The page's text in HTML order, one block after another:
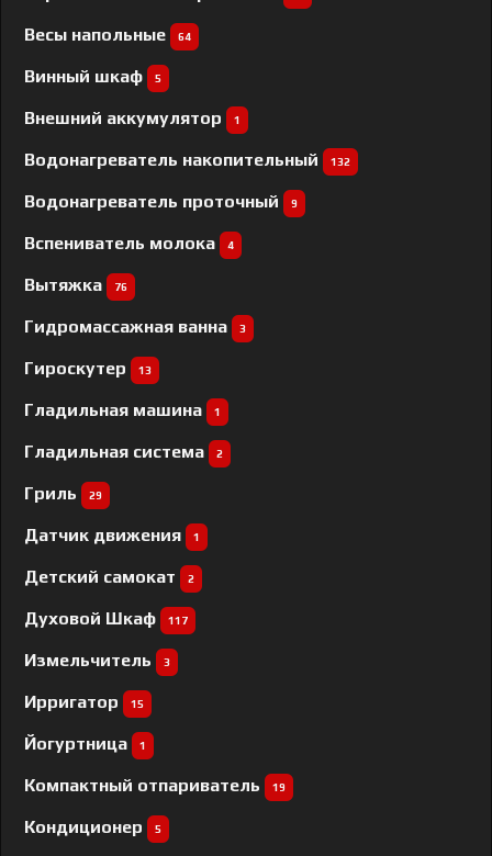
Весы напольные 64
Винный шкаф 5
Внешний аккумулятор 1
Водонагреватель накопительный 132
Водонагреватель проточный 9
Вспениватель молока 4
Вытяжка 76
Гидромассажная ванна 3
Гироскутер 13
Гладильная машина 1
Гладильная система 2
Гриль 29
Датчик движения 1
Детский самокат 2
Духовой Шкаф 117
Измельчитель 3
Ирригатор 15
Йогуртница 1
Компактный отпариватель 19
Кондиционер 5